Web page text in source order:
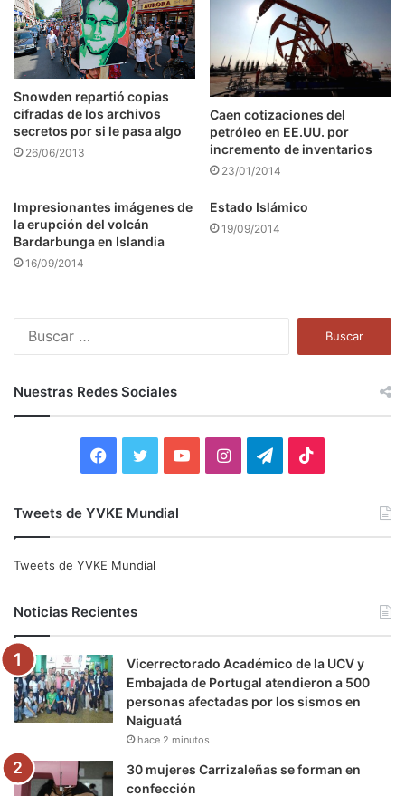
Snowden repartió copias
cifradas de los archivos
secretos por si le pasa algo
26/06/2013
Caen cotizaciones del
petróleo en EE.UU. por
incremento de inventarios
23/01/2014
Impresionantes imágenes de
la erupción del volcán
Bardarbunga en Islandia
16/09/2014
Estado Islámico
19/09/2014
:
Nuestras Redes Sociales
e
o
o
k
t
e
r
b
e
I
g
r
a
r
a
m
k
Tweets de YVKE Mundial
Tweets de YVKE Mundial
Noticias Recientes
Vicerrectorado Académico de la UCV y
Embajada de Portugal atendieron a 500
personas afectadas por los sismos en
Naiguatá
hace 2 minutos
30 mujeres Carrizaleñas se forman en
confección